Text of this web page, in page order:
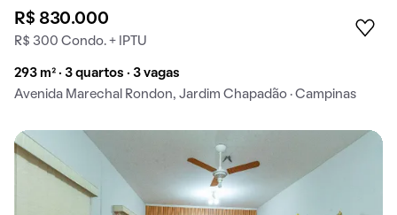
R$ 830.000
R$ 300 Condo. + IPTU
293 m² · 3 quartos · 3 vagas
Avenida Marechal Rondon, Jardim Chapadão · Campinas